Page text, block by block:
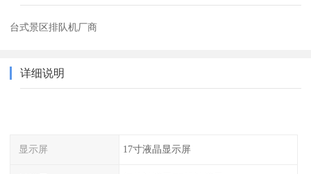
台式景区排队机厂商
详细说明
显示屏 17寸液晶显示屏